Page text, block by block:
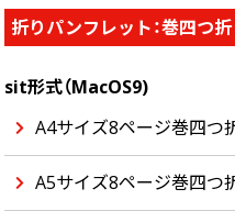
折りパンフレット：巻四つ
sit形式（MacOS9)
A4サイズ8ページ巻四つ
A5サイズ8ページ巻四つ